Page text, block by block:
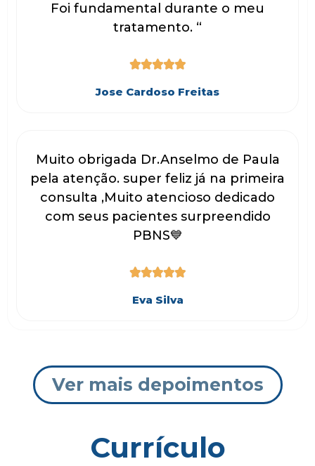
Foi fundamental durante o meu
tratamento. “

Jose Cardoso Freitas
Muito obrigada Dr.Anselmo de Paula
pela atenção. super feliz já na primeira
consulta ,Muito atencioso dedicado
com seus pacientes surpreendido
PBNS💙

Eva Silva
Ver mais depoimentos
Currículo